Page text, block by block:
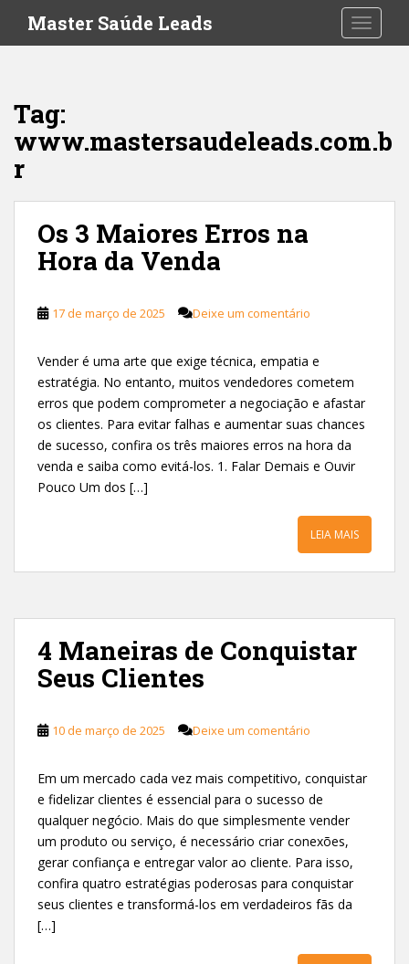
i
Master Saúde Leads
Tag:
www.mastersaudeleads.com.b
r
Os 3 Maiores Erros na
Hora da Venda
17 de março de 2025 Deixe um comentário
Vender é uma arte que exige técnica, empatia e
estratégia. No entanto, muitos vendedores cometem
erros que podem comprometer a negociação e afastar
os clientes. Para evitar falhas e aumentar suas chances
de sucesso, confira os três maiores erros na hora da
venda e saiba como evitá-los. 1. Falar Demais e Ouvir
Pouco Um dos […]
LEIA MAIS
4 Maneiras de Conquistar
Seus Clientes
10 de março de 2025 Deixe um comentário
Em um mercado cada vez mais competitivo, conquistar
e fidelizar clientes é essencial para o sucesso de
qualquer negócio. Mais do que simplesmente vender
um produto ou serviço, é necessário criar conexões,
gerar confiança e entregar valor ao cliente. Para isso,
confira quatro estratégias poderosas para conquistar
seus clientes e transformá-los em verdadeiros fãs da
[…]